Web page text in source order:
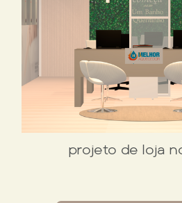
projeto de loja